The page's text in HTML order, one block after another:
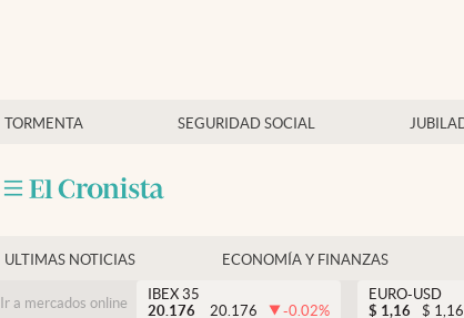
TORMENTA SEGURIDAD SOCIAL
Economía y finanzas
Criptomonedas
ULTIMAS NOTICIAS ECONOMÍA Y FINANZAS
Ir a mercados online
IBEX 35
20.176
20.176 -0.02%
EURO-USD
$ 1,16 $ 1,16